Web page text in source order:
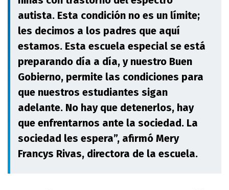
autista. Esta condición no es un límite;
les decimos a los padres que aquí
estamos. Esta escuela especial se está
preparando día a día, y nuestro Buen
Gobierno, permite las condiciones para
que nuestros estudiantes sigan
adelante. No hay que detenerlos, hay
que enfrentarnos ante la sociedad. La
sociedad les espera”, afirmó Mery
Francys Rivas, directora de la escuela.